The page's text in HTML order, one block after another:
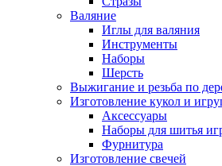
Валяние
Иглы для валяния
Инструменты
Наборы
Шерсть
Выжигание и резьба по
Изготовление кукол и
Аксессуары
Наборы для шитья
Фурнитура
Изготовление свечей